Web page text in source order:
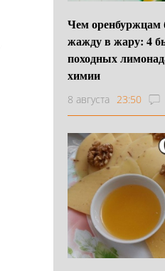
Чем оренбуржцам
жажду в жару: 4
походных
химии
8 августа 23:50